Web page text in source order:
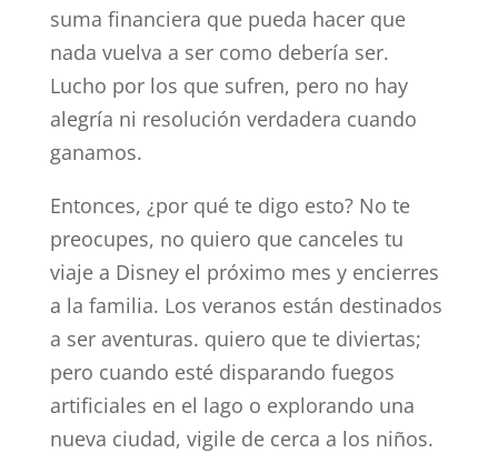
suma financiera que pueda hacer que
nada vuelva a ser como debería ser.
Lucho por los que sufren, pero no hay
alegría ni resolución verdadera cuando
ganamos.
Entonces, ¿por qué te digo esto? No te
preocupes, no quiero que canceles tu
viaje a Disney el próximo mes y encierres
a la familia. Los veranos están destinados
a ser aventuras. quiero que te diviertas;
pero cuando esté disparando fuegos
artificiales en el lago o explorando una
nueva ciudad, vigile de cerca a los niños.